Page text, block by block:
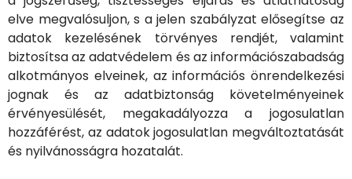
elve megvalósuljon, s a jelen szabályzat elősegítse az
adatok kezelésének törvényes rendjét, valamint
biztosítsa az adatvédelem és az információszabadság
alkotmányos elveinek, az információs önrendelkezési
jognak és az adatbiztonság követelményeinek
érvényesülését, megakadályozza a jogosulatlan
hozzáférést, az adatok jogosulatlan megváltoztatását
és nyilvánosságra hozatalát.